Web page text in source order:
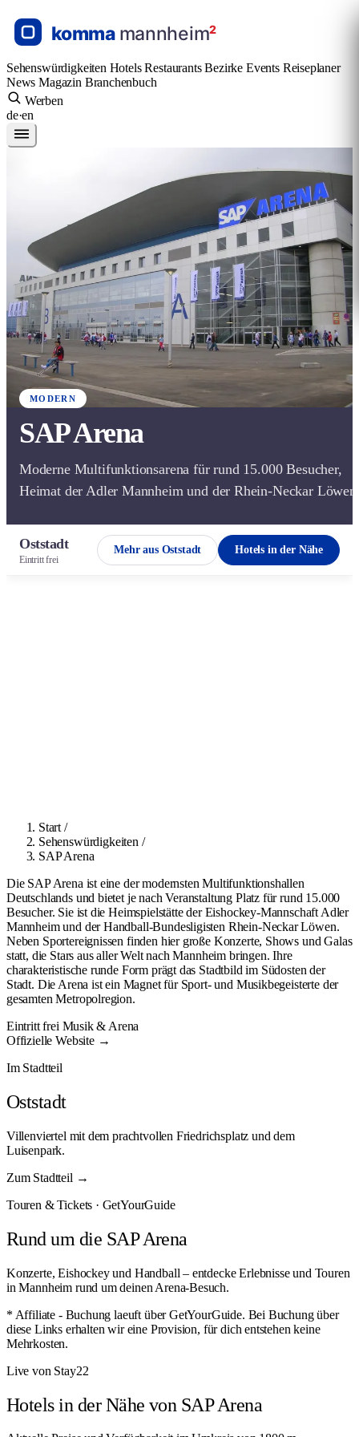
Sehenswürdigkeiten HotelsRestaurantsBezirke Events Reiseplaner
NewsMagazin Branchenbuch
Werben
de·en
MODERN
SAP Arena
Moderne Multifunktionsarena für rund 15.000 Besucher,
Heimat der Adler Mannheim und der Rhein-Neckar
Oststadt
Eintritt frei
Mehr aus Oststadt Hotels in der Nähe
Start /
Sehenswürdigkeiten /
SAP Arena
Die SAP Arena ist eine der modernsten Multifunktionshallen
Deutschlands und bietet je nach Veranstaltung Platz für rund 15.000
Besucher. Sie ist die Heimspielstätte der Eishockey-Mannschaft Adler
Mannheim und der Handball-Bundesligisten Rhein-Neckar Löwen.
Neben Sportereignissen finden hier große Konzerte, Shows und Galas
statt, die Stars aus aller Welt nach Mannheim bringen. Ihre
charakteristische runde Form prägt das Stadtbild im Südosten der
Stadt. Die Arena ist ein Magnet für Sport- und Musikbegeisterte der
gesamten Metropolregion.
Eintritt frei Musik & Arena
Offizielle Website →
Im Stadtteil
Oststadt
Villenviertel mit dem prachtvollen Friedrichsplatz und dem
Luisenpark.
Zum Stadtteil →
Touren & Tickets · GetYourGuide
Rund um die SAP Arena
Konzerte, Eishockey und Handball – entdecke Erlebnisse und Touren
in Mannheim rund um deinen Arena-Besuch.
* Affiliate - Buchung laeuft über GetYourGuide. Bei Buchung über
diese Links erhalten wir eine Provision, für dich entstehen keine
Mehrkosten.
Live von Stay22
Hotels in der Nähe von SAP Arena